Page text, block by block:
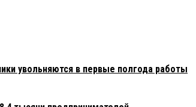
из региона. Уезжают молодые и средний класс,
Скоро на сырьевых заводах будет
увольняются в первые полгода работы